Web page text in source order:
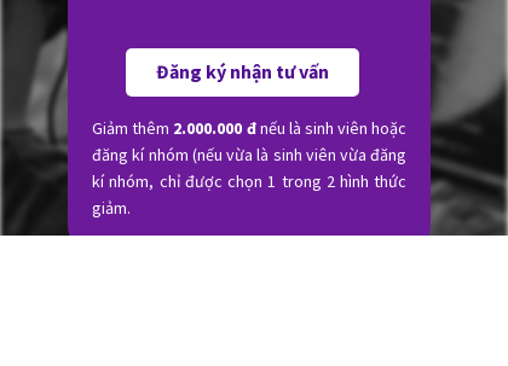
Đăng ký nhận tư vấn
Giảm thêm 2.000.000 đnếu là sinh viên hoặc
đăng kí nhóm (nếu vừa là sinh viên vừa đăng
kí nhóm, chỉ được chọn 1 trong 2 hình thức
giảm.